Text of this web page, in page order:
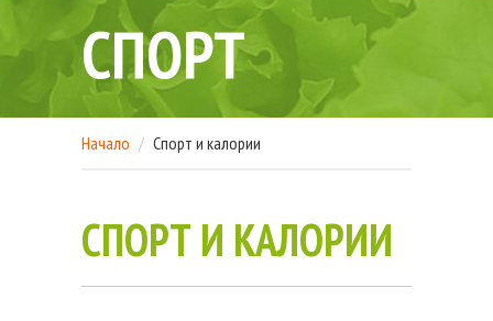
СПОРТ
Начало Спорт и калории
СПОРТ И КАЛОРИИ